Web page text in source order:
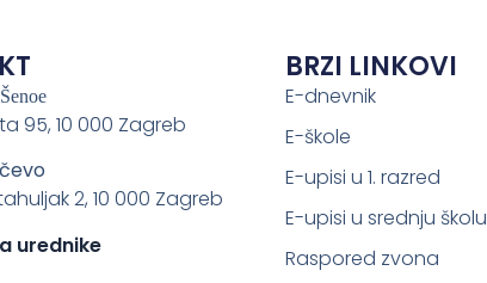
95, 10 000 Zagreb
2, 10 000 Zagreb
urednike
BRZI LINKOVI
E-dnevnik
E-škole
E-upisi u 1. razred
E-upisi u srednju školu
Raspored zvona